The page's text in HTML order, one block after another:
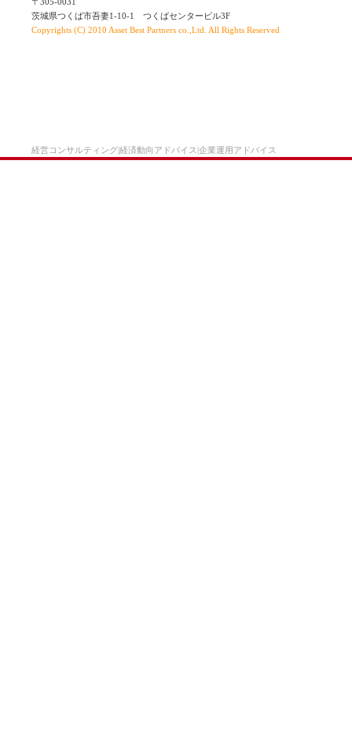
茨城県つくば市吾妻1-10-1 つくばセンタービル3F
Copyrights (C) 2010 Asset Best Partners co.,Ltd. All Rights Reserved
経営コンサルティング|経済動向アドバイス|企業運用アドバイス